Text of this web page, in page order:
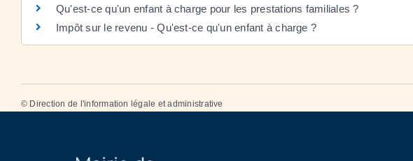
Qu'est-ce qu'un enfant à charge pour les prestations familiales ?
Impôt sur le revenu - Qu'est-ce qu'un enfant à charge ?
© Direction de l'information légale et administrative